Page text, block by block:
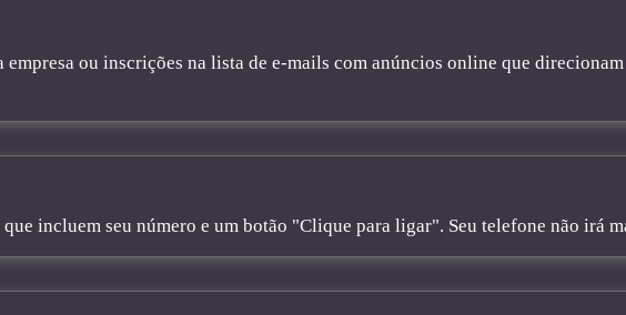
ou inscrições na lista de e-mails com anúncios online que direcionam
incluem seu número e um botão "Clique para ligar". Seu telefone não irá